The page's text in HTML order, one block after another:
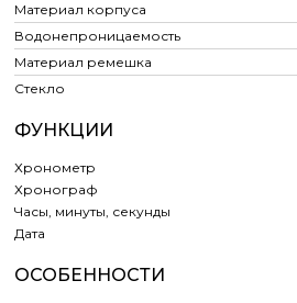
Материал корпуса
Водонепроницаемость
Материал ремешка
Стекло
ФУНКЦИИ
Хронометр
Хронограф
Часы, минуты, секунды
Дата
ОСОБЕННОСТИ